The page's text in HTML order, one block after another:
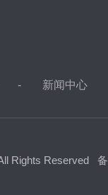
新闻中心
Rights Reserved